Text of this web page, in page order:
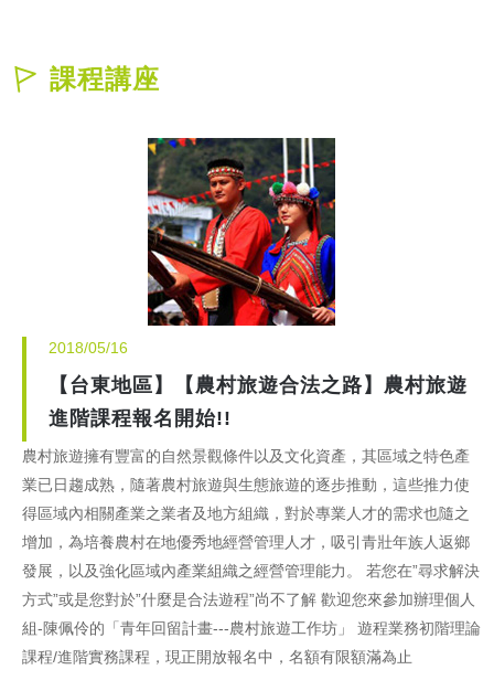
課程講座
2018/05/16
【台東地區】【農村旅遊合法之路】農村旅遊
進階課程報名開始!!
農村旅遊擁有豐富的自然景觀條件以及文化資產，其區域之特色產
業已日趨成熟，隨著農村旅遊與生態旅遊的逐步推動，這些推力使
得區域內相關產業之業者及地方組織，對於專業人才的需求也隨之
增加，為培養農村在地優秀地經營管理人才，吸引青壯年族人返鄉
發展，以及強化區域內產業組織之經營管理能力。 若您在”尋求解決
方式”或是您對於”什麼是合法遊程”尚不了解 歡迎您來參加辦理個人
組-陳佩伶的「青年回留計畫---農村旅遊工作坊」 遊程業務初階理論
課程/進階實務課程，現正開放報名中，名額有限額滿為止